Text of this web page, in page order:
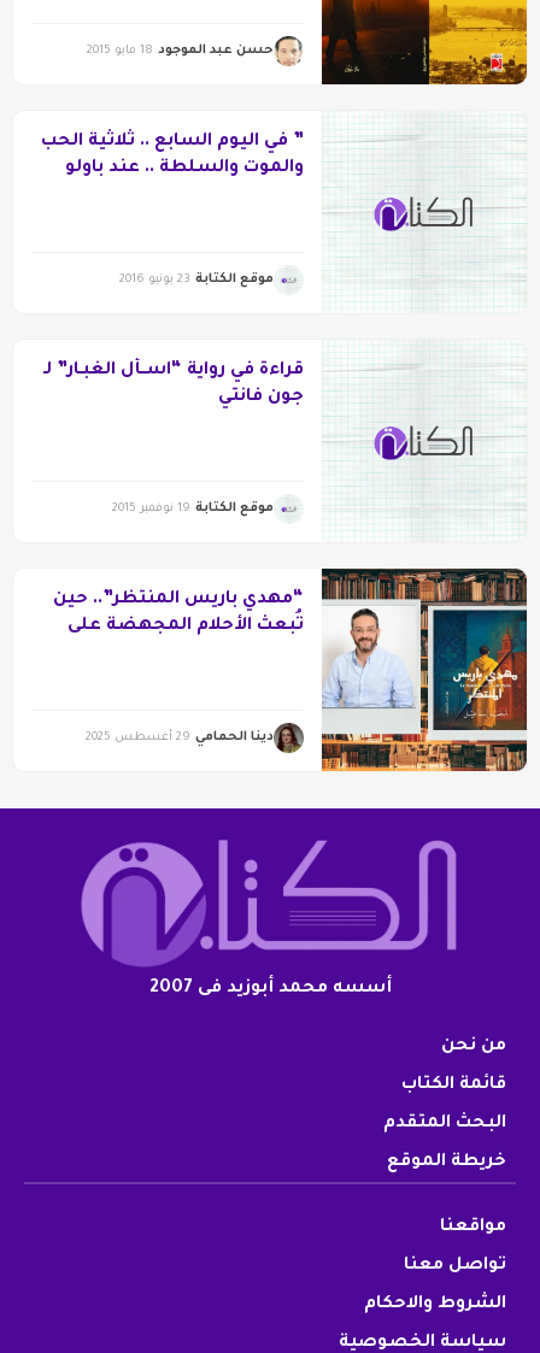
حسن عبد الموجود 18 مايو 2015
” في اليوم السابع .. ثلاثية الحب
والموت والسلطة .. عند باولو
موقع الكتابة 23 يونيو 2016
قراءة في رواية “اســأل الغبـار” لـ
جون فانتي
موقع الكتابة 19 نوفمبر 2015
“مهدي باريس المنتظر”.. حين
تُبعث الأحلام المجهضة على
دينا الحمامي 29 أغسطس 2025
أسسه محمد أبوزيد فى 2007
من نحن
قائمة الكتاب
البحث المتقدم
خريطة الموقع
مواقعنا
تواصل معنا
الشروط والاحكام
سياسة الخصوصية